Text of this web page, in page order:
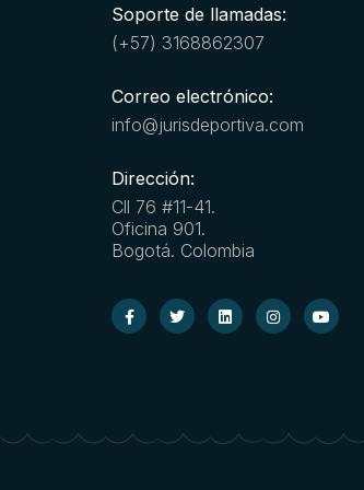
Soporte de llamadas:
(+57) 3168862307
Correo electrónico:
info@jurisdeportiva.com
Dirección:
Cll 76 #11-41.
Oficina 901.
Bogotá. Colombia